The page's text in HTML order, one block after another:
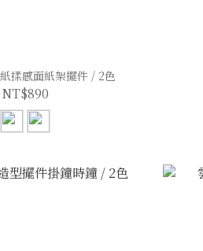
揉感面紙架擺件 / 2色
NT$890